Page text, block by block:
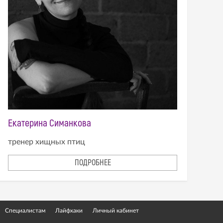
Екатерина Симанкова
тренер хищных птиц
ПОДРОБНЕЕ
Специалистам Лайфхаки Личный кабинет